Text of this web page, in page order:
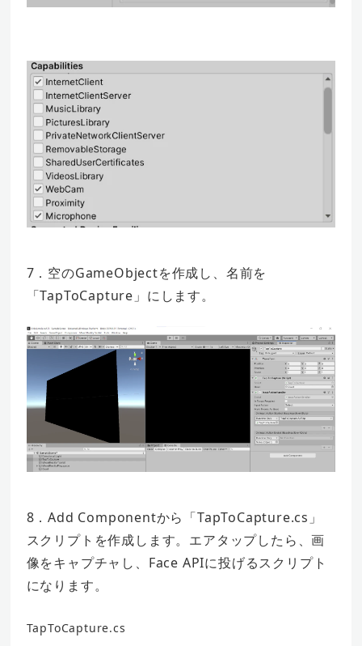
7．空のGameObjectを作成し、名前を
「TapToCapture」にします。
8．Add Componentから「TapToCapture.cs」
スクリプトを作成します。エアタップしたら、画
像をキャプチャし、Face APIに投げるスクリプト
になります。
TapToCapture.cs